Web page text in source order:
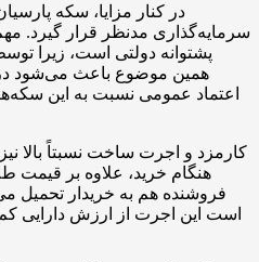
در کنار مزایا، سکه
سرمایه‌گذاری مدنظر قرار گیرد.
پشتوانه دولتی است، زیرا
همین موضوع باعث می‌شود در
اعتماد عمومی نسبت به این
کارمزد و اجرت ساخت نسبتاً بالا
هنگام خرید، علاوه بر
فروشنده هم به خریدار
است این اجرت از ارزش دارایی